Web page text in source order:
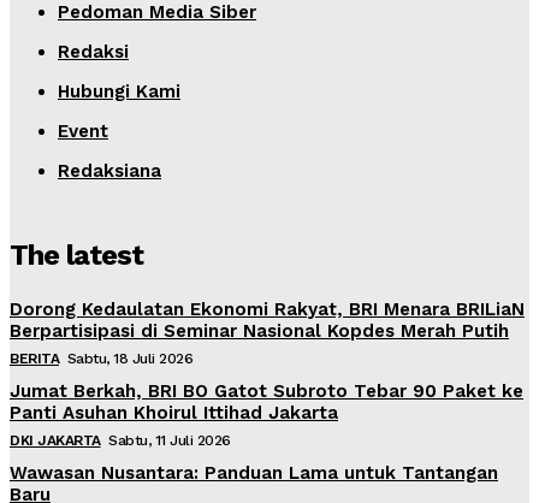
Pedoman Media Siber
Redaksi
Hubungi Kami
Event
Redaksiana
The latest
Dorong Kedaulatan Ekonomi Rakyat, BRI Menara BRILiaN
Berpartisipasi di Seminar Nasional Kopdes Merah Putih
BERITA Sabtu, 18 Juli 2026
Jumat Berkah, BRI BO Gatot Subroto Tebar 90 Paket ke
Panti Asuhan Khoirul Ittihad Jakarta
DKI JAKARTA Sabtu, 11 Juli 2026
Wawasan Nusantara: Panduan Lama untuk Tantangan
Baru